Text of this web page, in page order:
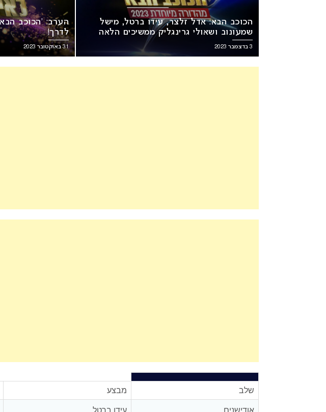
הכוכב הבא: אדל זלצר, עידו ברטל, מישל
שמעונוב ושאולי גרינגליק ממשיכים הלאה
3 בדצמבר 2023
לדרך!
31 באוקטובר 2023
שלב מבצע
אודישנים עידו ברטל